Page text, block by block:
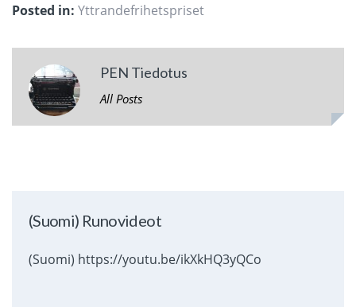
Posted in: Yttrandefrihetspriset
PEN Tiedotus
All Posts
(Suomi) Runovideot
(Suomi) https://youtu.be/ikXkHQ3yQCo